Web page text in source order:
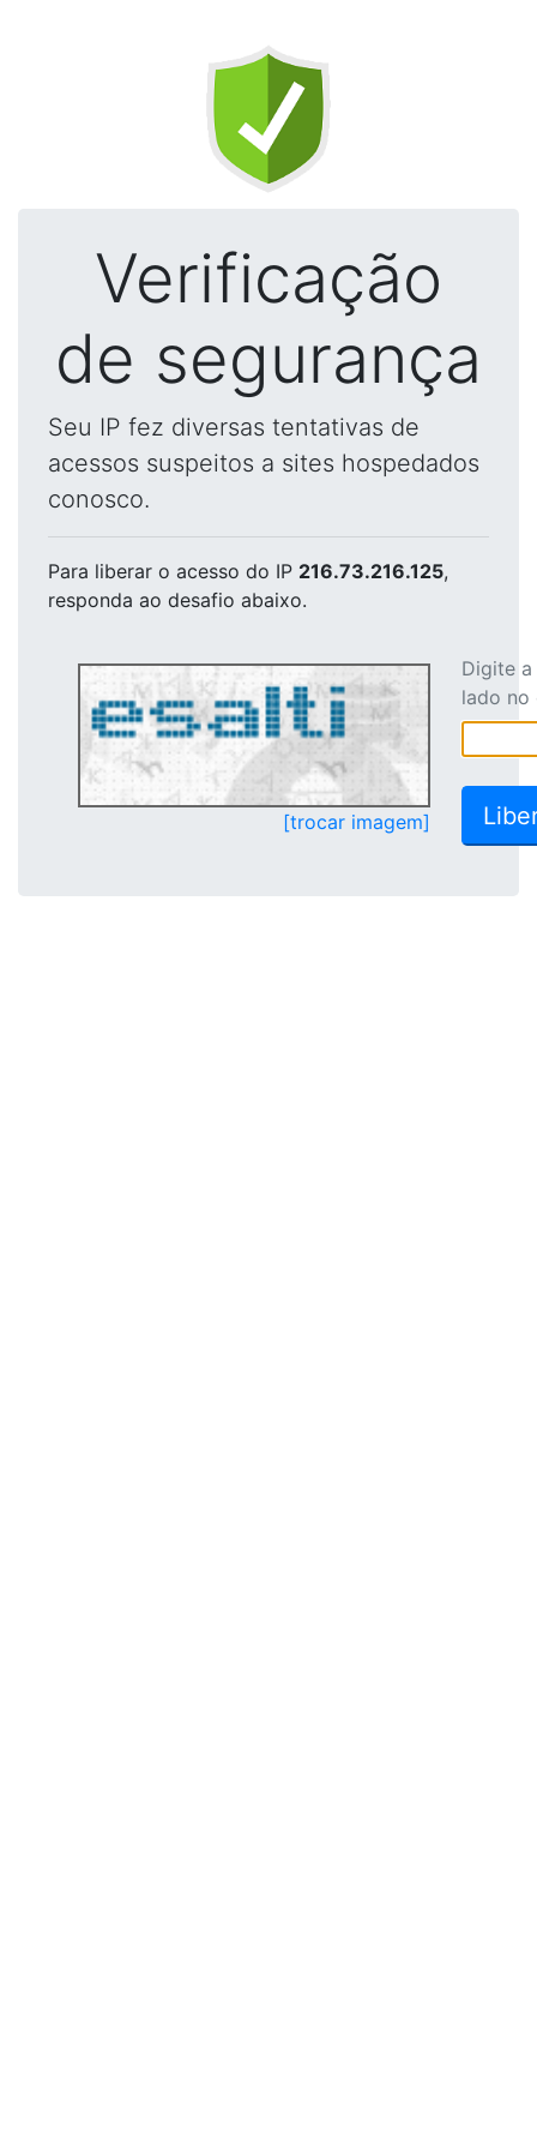
Verificação
de segurança
Seu IP fez diversas tentativas de
acessos suspeitos a sites hospedados
conosco.
Para liberar o acesso do IP 216.73.216.125,
responda ao desafio abaixo.
[trocar imagem]
Digite
lado no